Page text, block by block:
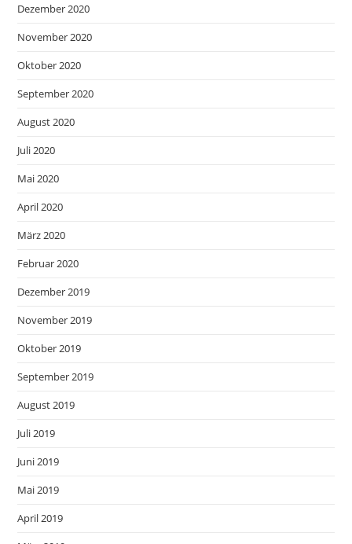
Dezember 2020
November 2020
Oktober 2020
September 2020
August 2020
Juli 2020
Mai 2020
April 2020
März 2020
Februar 2020
Dezember 2019
November 2019
Oktober 2019
September 2019
August 2019
Juli 2019
Juni 2019
Mai 2019
April 2019